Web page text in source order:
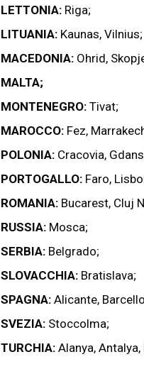
LETTONIA: Riga;
LITUANIA: Kaunas, Vilnius;
MACEDONIA: Ohrid,
MALTA;
MONTENEGRO: Tivat;
MAROCCO: Fez,
POLONIA: Cracovia,
PORTOGALLO: Faro,
ROMANIA: Bucarest, Cluj
RUSSIA: Mosca;
SERBIA: Belgrado;
SLOVACCHIA: Bratislava;
SPAGNA: Alicante,
SVEZIA: Stoccolma;
TURCHIA: Alanya,